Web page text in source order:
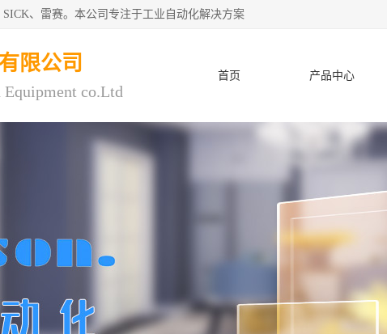
、雷赛。本公司专注于工业自动化解决方案
限公司
Equipment co.Ltd
首页 产品中心